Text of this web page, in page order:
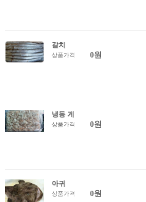
갈치
상품가격 0원
냉동 게
상품가격 0원
아귀
상품가격 0원